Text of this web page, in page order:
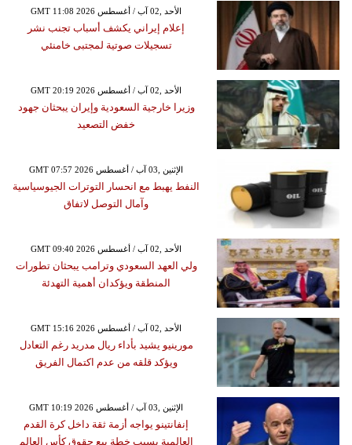
GMT 11:08 2026 الأحد ,02 آب / أغسطس
إعلام إيراني يكشف أسباب تجنب نشر
تسجيلات صوتية لمجتبى خامنئي
GMT 20:19 2026 الأحد ,02 آب / أغسطس
وزيرا خارجية السعودية وإيران يبحثان جهود
خفض التصعيد
GMT 07:57 2026 الإثنين ,03 آب / أغسطس
النفط يهبط مع انحسار التوترات الجيوسياسية
وآمال التوصل لاتفاق
GMT 09:40 2026 الأحد ,02 آب / أغسطس
ولي العهد السعودي وترامب يبحثان تطورات
المنطقة ويؤكدان أهمية التهدئة
GMT 15:16 2026 الأحد ,02 آب / أغسطس
مورينيو يشيد بأداء ريال مدريد رغم التعادل
ويؤكد قلقه من عدم اكتمال الفريق
GMT 10:19 2026 الإثنين ,03 آب / أغسطس
إنفانتينو يواجه أزمة ثقة داخل كرة القدم
العالمية بسبب خطة بيع حقوق كأس العالم